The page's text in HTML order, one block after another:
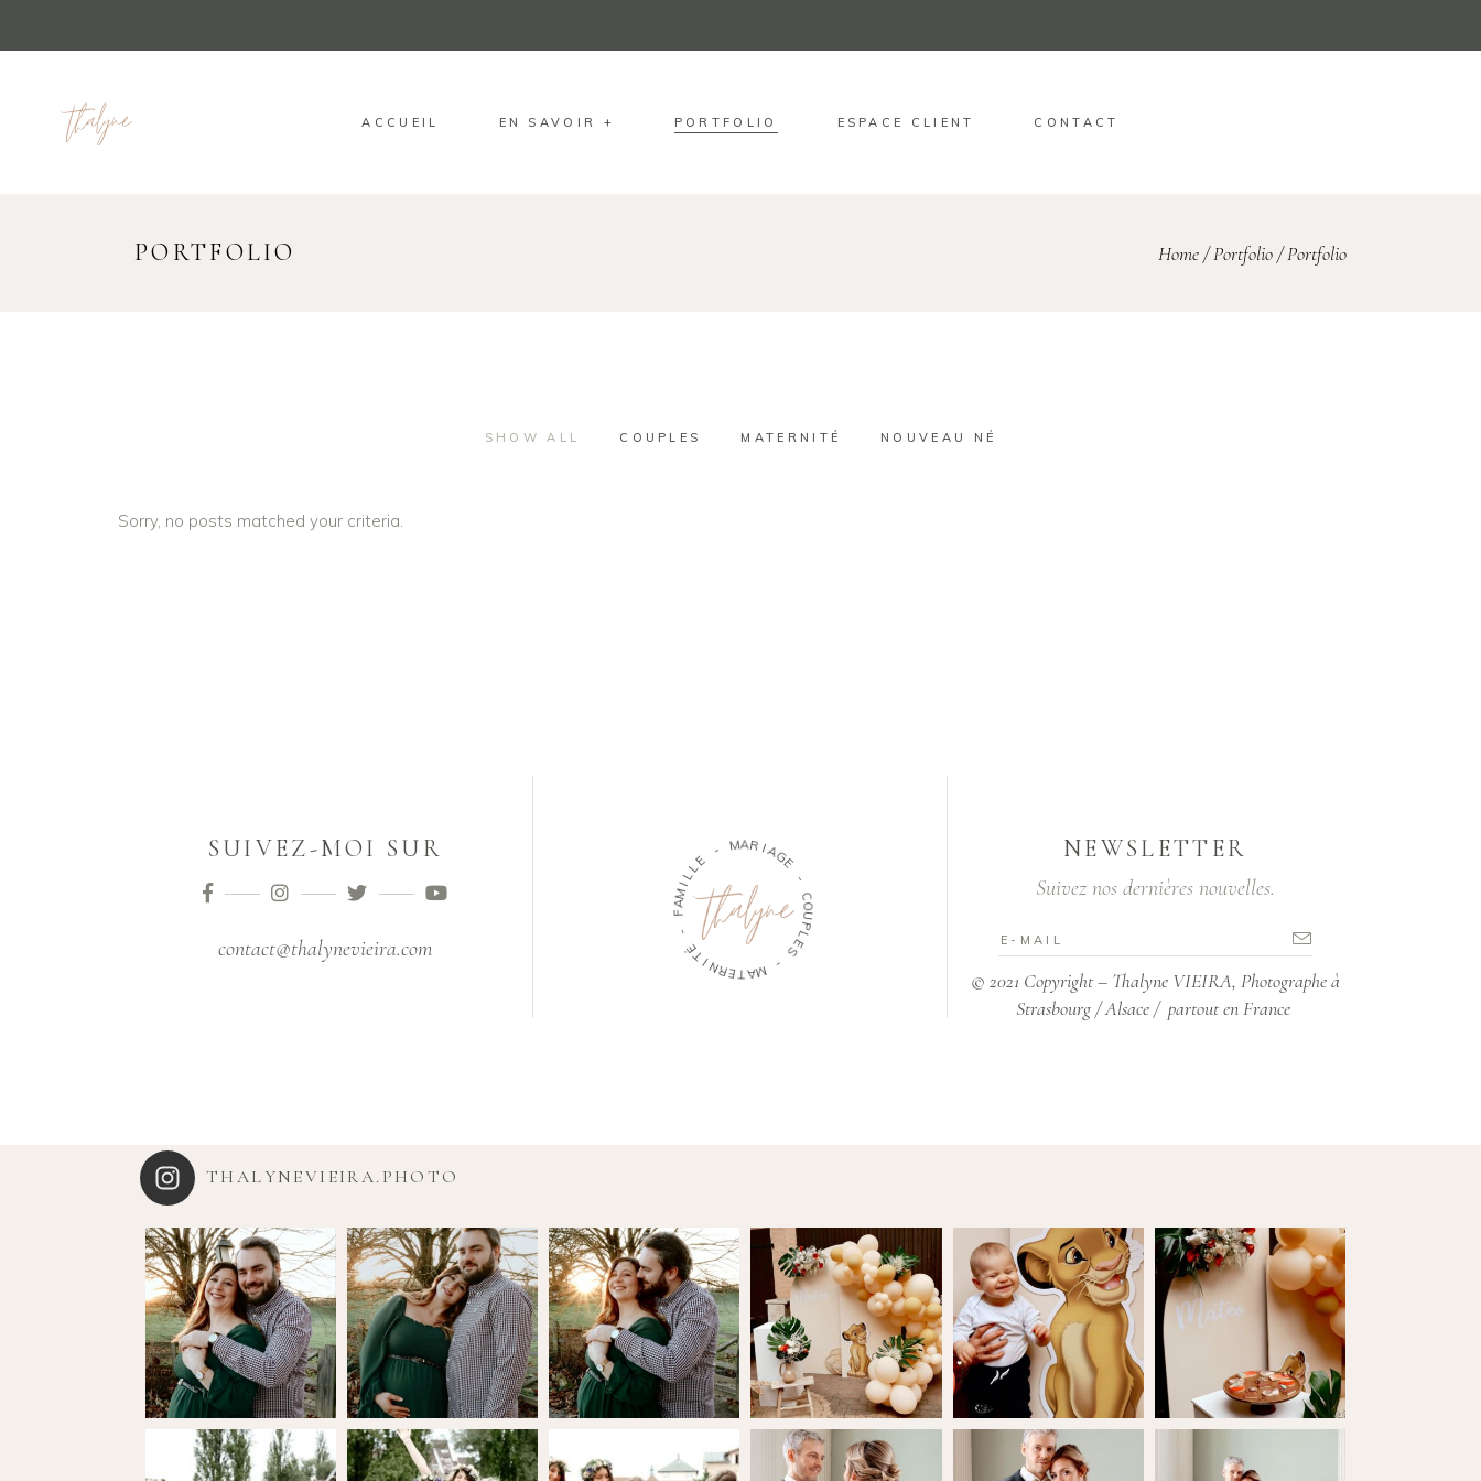
ACCUEIL EN SAVOIR + PORTFOLIO ESPACE CLIENT CONTACT
PORTFOLIO Home/Portfolio/Portfolio
SHOW ALL COUPLES MATERNITÉ NOUVEAU NÉ
Sorry, no posts matched your criteria.
SUIVEZ-MOI SUR
contact@thalynevieira.com
MARIAG
E
C
O
U
P
L
E
S
-
M
A
T
E
R
N
I
T
É
F
A
M
I
LL
E NEWSLETTER
Suivez nos dernières nouvelles.
© 2021 Copyright – Thalyne VIEIRA, Photographe à
Strasbourg / Alsace / partout en France
THALYNEVIEIRA.PHOTO